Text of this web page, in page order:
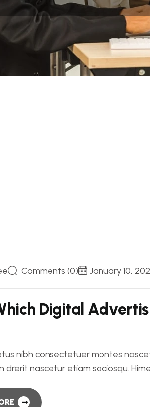
Comments (0) January 10,
hich Digita Advertis
nibh consectetuer montes
drerit nascetur etiam sociosqu.